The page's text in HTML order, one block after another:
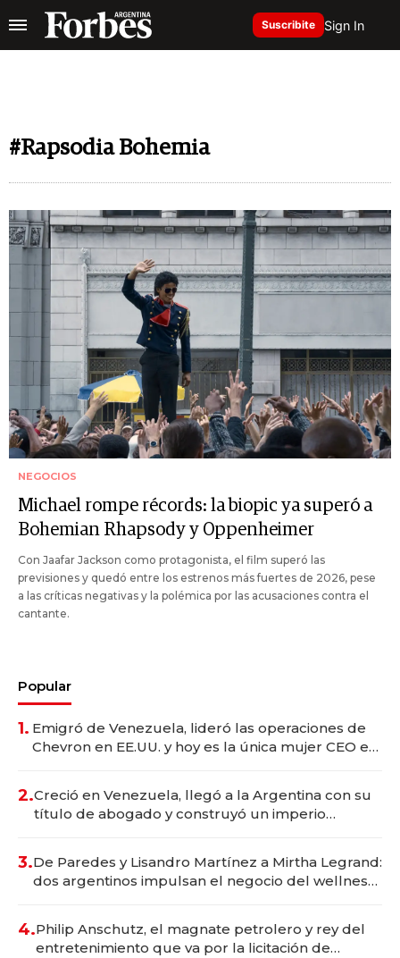
Suscribite Sign In
#Rapsodia Bohemia
NEGOCIOS
Michael rompe récords: la biopic ya superó a
Bohemian Rhapsody y Oppenheimer
Con Jaafar Jackson como protagonista, el film superó las
previsiones y quedó entre los estrenos más fuertes de 2026, pese
a las críticas negativas y la polémica por las acusaciones contra el
cantante.
Popular
1. Emigró de Venezuela, lideró las operaciones de
Chevron en EE.UU. y hoy es la única mujer CEO en
2.Creció en Venezuela, llegó a la Argentina con su
título de abogado y construyó un imperio
3.De Paredes y Lisandro Martínez a Mirtha Legrand:
dos argentinos impulsan el negocio del wellness
4.Philip Anschutz, el magnate petrolero y rey del
entretenimiento que va por la licitación de